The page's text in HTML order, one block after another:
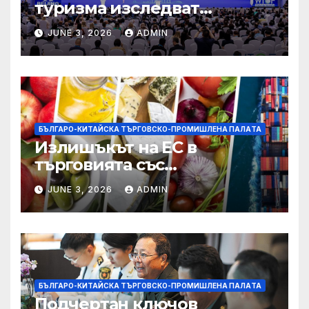
туризма изследват
бъдещето на пътуването,
управлявано от AI
JUNE 3, 2026 ADMIN
БЪЛГАРО-КИТАЙСКА ТЪРГОВСКО-ПРОМИШЛЕНА ПАЛAТА
Излишъкът на ЕС в
търговията със
селскостопански храни се
увеличава през февруари
JUNE 3, 2026 ADMIN
БЪЛГАРО-КИТАЙСКА ТЪРГОВСКО-ПРОМИШЛЕНА ПАЛAТА
Подчертан ключов